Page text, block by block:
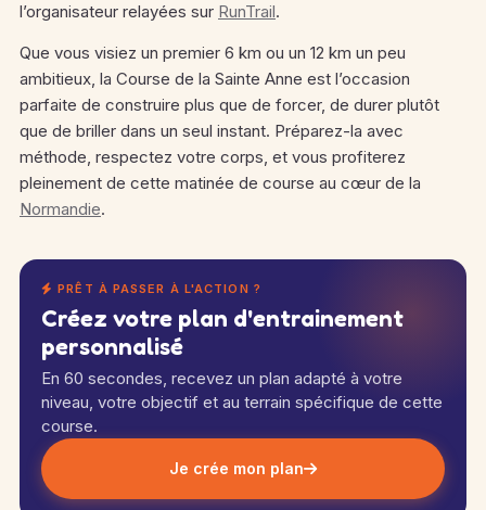
l’organisateur relayées sur RunTrail.
Que vous visiez un premier 6 km ou un 12 km un peu
ambitieux, la Course de la Sainte Anne est l’occasion
parfaite de construire plus que de forcer, de durer plutôt
que de briller dans un seul instant. Préparez-la avec
méthode, respectez votre corps, et vous profiterez
pleinement de cette matinée de course au cœur de la
Normandie.
PRÊT À PASSER À L'ACTION ?
Créez votre plan d'entrainement
personnalisé
En 60 secondes, recevez un plan adapté à votre
niveau, votre objectif et au terrain spécifique de cette
course.
Je crée mon plan